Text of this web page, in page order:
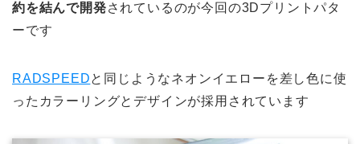
約を結んで開発されているのが今回の3Dプリントパタ
ーです
RADSPEEDと同じようなネオンイエローを差し色に使
ったカラーリングとデザインが採用されています